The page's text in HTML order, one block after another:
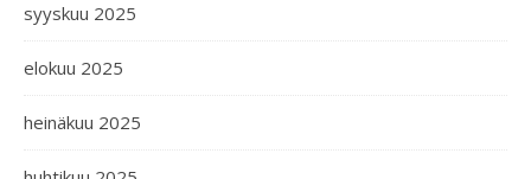
syyskuu 2025
elokuu 2025
heinäkuu 2025